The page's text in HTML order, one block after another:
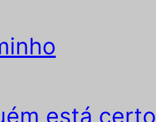
está certo